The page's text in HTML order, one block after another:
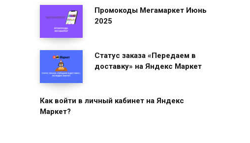
Промокоды Мегамаркет Июнь
2025
Статус заказа «Передаем в
доставку» на Яндекс Маркет
Как войти в личный кабинет на Яндекс
Маркет?